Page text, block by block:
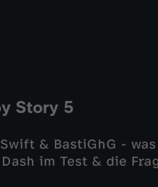
Story 5
& BastiGhG -
im Test & die